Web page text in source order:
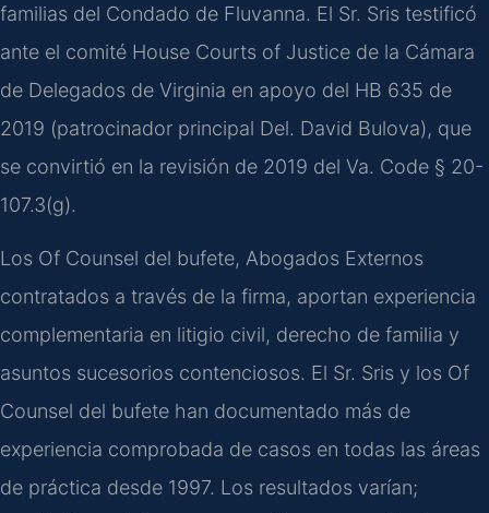
familias del Condado de Fluvanna. El Sr. Sris testificó
ante el comité House Courts of Justice de la Cámara
de Delegados de Virginia en apoyo del HB 635 de
2019 (patrocinador principal Del. David Bulova), que
se convirtió en la revisión de 2019 del Va. Code § 20-
107.3(g).
Los Of Counsel del bufete, Abogados Externos
contratados a través de la firma, aportan experiencia
complementaria en litigio civil, derecho de familia y
asuntos sucesorios contenciosos. El Sr. Sris y los Of
Counsel del bufete han documentado más de
experiencia comprobada de casos en todas las áreas
de práctica desde 1997. Los resultados varían;